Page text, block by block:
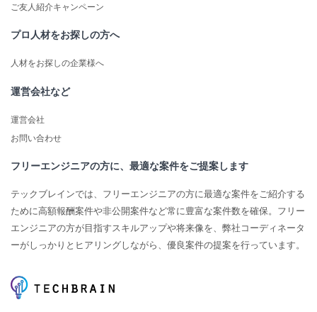
ご友人紹介キャンペーン
プロ人材をお探しの方へ
人材をお探しの企業様へ
運営会社など
運営会社
お問い合わせ
フリーエンジニアの方に、最適な案件をご提案します
テックブレインでは、フリーエンジニアの方に最適な案件をご紹介する
ために高額報酬案件や非公開案件など常に豊富な案件数を確保。フリー
エンジニアの方が目指すスキルアップや将来像を、弊社コーディネータ
ーがしっかりとヒアリングしながら、優良案件の提案を行っています。